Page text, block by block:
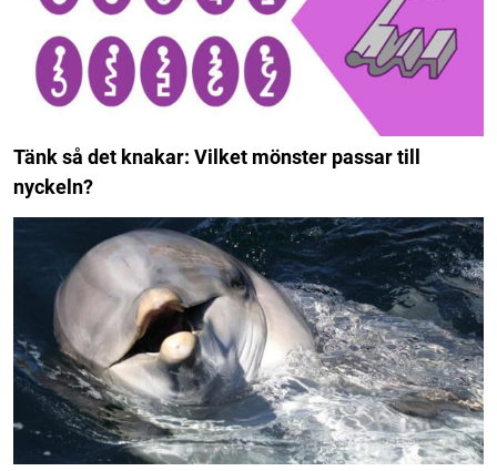
Tänk så det knakar: Vilket mönster passar till
nyckeln?